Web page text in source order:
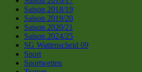
Saison 2018/19
Saison 2019/20
Saison 2020/21
Saison 2024/25
SG Wattenscheid 09
Sport
Sportwetten